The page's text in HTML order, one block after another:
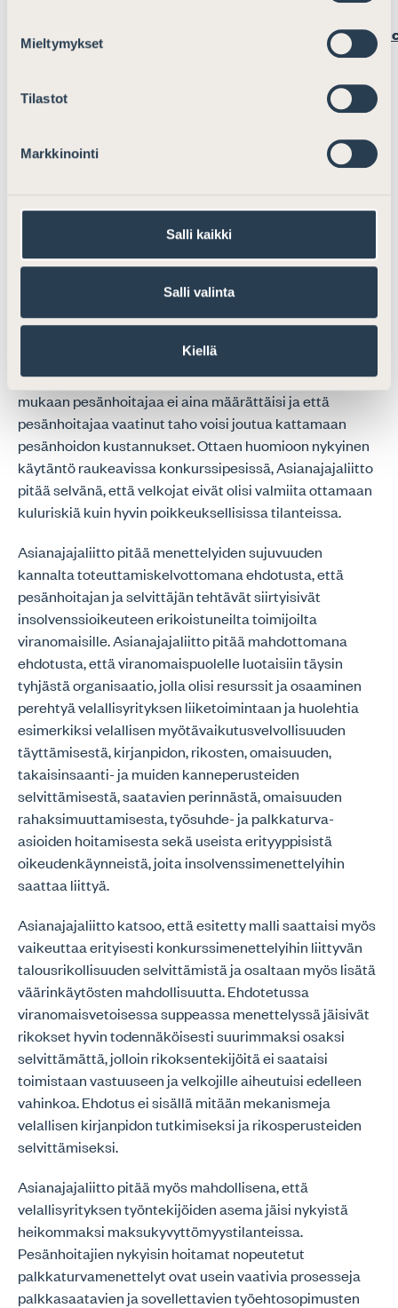
Mieltymykset
Tilastot
Markkinointi
Salli kaikki
Salli valinta
Kiellä
https://archive.doingbusiness.org/en/data/
insolvency
pienten yritysten konkurssimenettelyt. Velallisella on
mahdollisuus hakea velkajärjestelyä, valtion varoista
palkkio sekä erillinen palkkio rikosilmoituksen
tekemisestä. Velalliseen kohdistuvien selvitystarpeiden
johdosta voidaan tarvittaessa siirtyä valtion varoin
Direktiiviehdotuksessa esitetyt ehdotukset muuttaisivat
Asianajajaliitto pitää riskialttiina ehdotusta, jonka
mukaan pesänhoitajaa ei aina määrättäisi ja että
pesänhoitajaa vaatinut taho voisi joutua kattamaan
pesänhoidon kustannukset. Ottaen huomioon nykyinen
käytäntö raukeavissa konkurssipesissä, Asianajajaliitto
pitää selvänä, että velkojat eivät olisi valmiita ottamaan
kuluriskiä kuin hyvin poikkeuksellisissa tilanteissa.
Asianajajaliitto pitää menettelyiden sujuvuuden
kannalta toteuttamiskelvottomana ehdotusta, että
pesänhoitajan ja selvittäjän tehtävät siirtyisivät
insolvenssioikeuteen erikoistuneilta toimijoilta
viranomaisille. Asianajajaliitto pitää mahdottomana
ehdotusta, että viranomaispuolelle luotaisiin täysin
tyhjästä organisaatio, jolla olisi resurssit ja osaaminen
perehtyä velallisyrityksen liiketoimintaan ja huolehtia
esimerkiksi velallisen myötävaikutusvelvollisuuden
täyttämisestä, kirjanpidon, rikosten, omaisuuden,
takaisinsaanti- ja muiden kanneperusteiden
selvittämisestä, saatavien perinnästä, omaisuuden
rahaksimuuttamisesta, työsuhde- ja palkkaturva-
asioiden hoitamisesta sekä useista erityyppisistä
oikeudenkäynneistä, joita insolvenssimenettelyihin
saattaa liittyä.
Asianajajaliitto katsoo, että esitetty malli saattaisi myös
vaikeuttaa erityisesti konkurssimenettelyihin liittyvän
talousrikollisuuden selvittämistä ja osaltaan myös lisätä
väärinkäytösten mahdollisuutta. Ehdotetussa
viranomaisvetoisessa suppeassa menettelyssä jäisivät
rikokset hyvin todennäköisesti suurimmaksi osaksi
selvittämättä, jolloin rikoksentekijöitä ei saataisi
toimistaan vastuuseen ja velkojille aiheutuisi edelleen
vahinkoa. Ehdotus ei sisällä mitään mekanismeja
velallisen kirjanpidon tutkimiseksi ja rikosperusteiden
selvittämiseksi.
Asianajajaliitto pitää myös mahdollisena, että
velallisyrityksen työntekijöiden asema jäisi nykyistä
heikommaksi maksukyvyttömyystilanteissa.
Pesänhoitajien nykyisin hoitamat nopeutetut
palkkaturvamenettelyt ovat usein vaativia prosesseja
palkkasaatavien ja sovellettavien työehtosopimusten